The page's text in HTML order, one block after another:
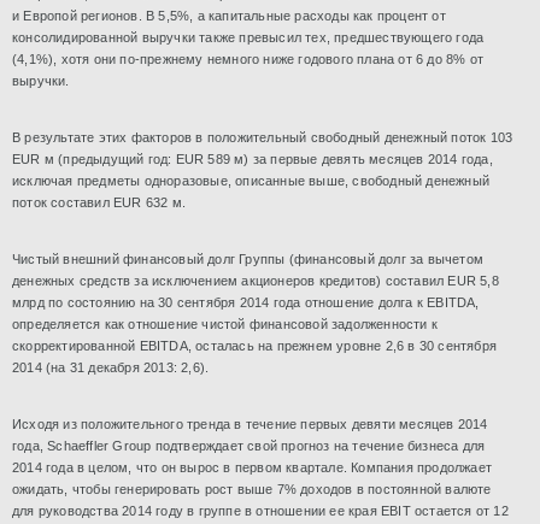
и Европой регионов. В 5,5%, а капитальные расходы как процент от
консолидированной выручки также превысил тех, предшествующего года
(4,1%), хотя они по-прежнему немного ниже годового плана от 6 до 8% от
выручки.
В результате этих факторов в положительный свободный денежный поток 103
EUR м (предыдущий год: EUR 589 м) за первые девять месяцев 2014 года,
исключая предметы одноразовые, описанные выше, свободный денежный
поток составил EUR 632 м.
Чистый внешний финансовый долг Группы (финансовый долг за вычетом
денежных средств за исключением акционеров кредитов) составил EUR 5,8
млрд по состоянию на 30 сентября 2014 года отношение долга к EBITDA,
определяется как отношение чистой финансовой задолженности к
скорректированной EBITDA, осталась на прежнем уровне 2,6 в 30 сентября
2014 (на 31 декабря 2013: 2,6).
Исходя из положительного тренда в течение первых девяти месяцев 2014
года, Schaeffler Group подтверждает свой прогноз на течение бизнеса для
2014 года в целом, что он вырос в первом квартале. Компания продолжает
ожидать, чтобы генерировать рост выше 7% доходов в постоянной валюте
для руководства 2014 году в группе в отношении ее края EBIT остается от 12